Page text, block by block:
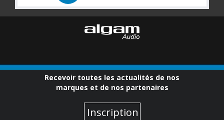
Recevoir toutes les actualités de nos
marques et de nos partenaires
Inscription